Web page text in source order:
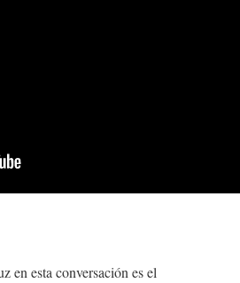
en esta conversación es el